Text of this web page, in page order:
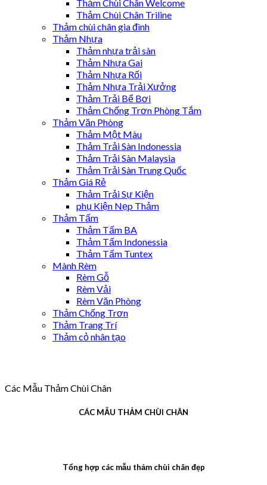
Thảm Chùi Chân Welcome
Thảm Chùi Chân Triline
Thảm chùi chân gia đình
Thảm Nhựa
Thảm nhựa trải sàn
Thảm Nhựa Gai
Thảm Nhựa Rối
Thảm Nhựa Trải Xưởng
Thảm Trải Bể Bơi
Thảm Chống Trơn Phòng Tắm
Thảm Văn Phòng
Thảm Một Màu
Thảm Trải Sàn Indonessia
Thảm Trải Sàn Malaysia
Thảm Trải Sàn Trung Quốc
Thảm Giá Rẻ
Thảm Trải Sự Kiện
phụ Kiện Nẹp Thảm
Thảm Tấm
Thảm Tấm BA
Thảm Tấm Indonessia
Thảm Tấm Tuntex
Mành Rèm
Rèm Gỗ
Rèm Vải
Rèm Văn Phòng
Thảm Chống Trơn
Thảm Trang Trí
Thảm cỏ nhân tạo
Các Mẫu Thảm Chùi Chân
CÁC MẪU THẢM CHÙI CHÂN
Tổng hợp các mẫu thảm chùi chân đẹp